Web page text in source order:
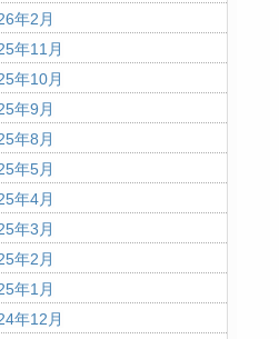
年2月
年11月
年10月
年9月
年8月
年5月
年4月
年3月
年2月
年1月
年12月